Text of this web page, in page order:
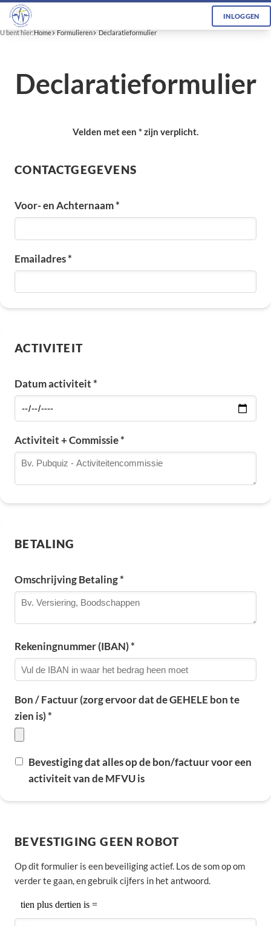
INLOGGEN
U bent hier:Home Formulieren Declaratieformulier
Declaratieformulier
Velden met een * zijn verplicht.
CONTACTGEGEVENS
Voor- en Achternaam *
Emailadres *
ACTIVITEIT
Datum activiteit *
Activiteit + Commissie *
BETALING
Omschrijving Betaling *
Rekeningnummer (IBAN) *
Bon / Factuur (zorg ervoor dat de GEHELE bon te
zien is) *
Bevestiging dat alles op de bon/factuur voor een
activiteit van de MFVU is
BEVESTIGING GEEN ROBOT
Op dit formulier is een beveiliging actief. Los de som op om
verder te gaan, en gebruik cijfers in het antwoord.